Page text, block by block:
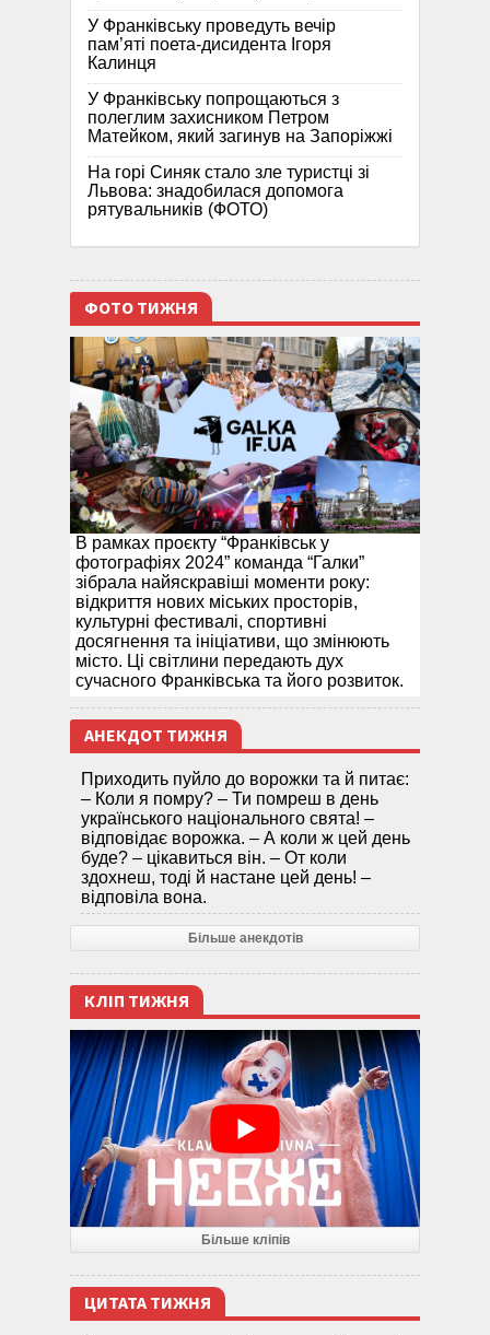
У Франківську проведуть вечір
пам’яті поета-дисидента Ігоря
Калинця
У Франківську попрощаються з
полеглим захисником Петром
Матейком, який загинув на Запоріжжі
На горі Синяк стало зле туристці зі
Львова: знадобилася допомога
рятувальників (ФОТО)
ФОТО ТИЖНЯ
В рамках проєкту “Франківськ у
фотографіях 2024” команда “Галки”
зібрала найяскравіші моменти року:
відкриття нових міських просторів,
культурні фестивалі, спортивні
досягнення та ініціативи, що змінюють
місто. Ці світлини передають дух
сучасного Франківська та його розвиток.
АНЕКДОТ ТИЖНЯ
Приходить пуйло до ворожки та й питає:
– Коли я помру? – Ти помреш в день
українського національного свята! –
відповідає ворожка. – А коли ж цей день
буде? – цікавиться він. – От коли
здохнеш, тоді й настане цей день! –
відповіла вона.
Більше анекдотів
КЛІП ТИЖНЯ
Більше кліпів
ЦИТАТА ТИЖНЯ